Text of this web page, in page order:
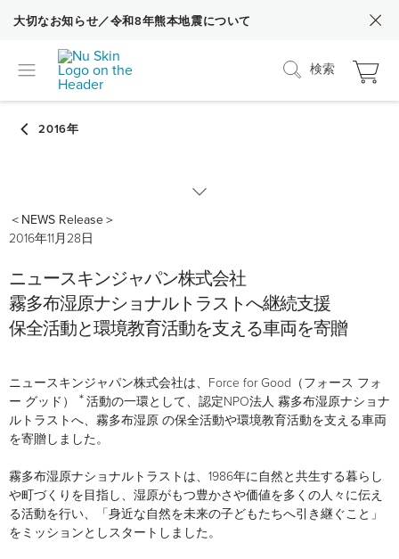
大切なお知らせ／令和8年熊本地震について
検索
2020
2019
2018
2017
2016
＜NEWS Release＞
2016年11月28日
ニュースキンジャパン株式会社
霧多布湿原ナショナルトラストへ継続支援
保全活動と環境教育活動を支える車両を寄贈
ニュースキンジャパン株式会社は、Force forGood （フォース フォ
ー グッド）
＊ 活動の一環として、認定NPO法人 霧多布湿原ナショナ
ルトラストへ、霧多布湿原 の保全活動や環境教育活動を支える車両
を寄贈しました。
霧多布湿原ナショナルトラストは、1986年に自然と共生する暮らし
や町づくりを目指し、湿原がもつ豊かさや価値を多くの人々に伝え
る活動を行い、「身近な自然を未来の子どもたちへ引き継ぐこと」
をミッションとしスタートしました。